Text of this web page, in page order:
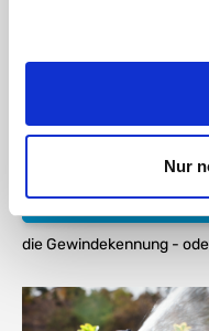
Nur
Hunter I-20 - alle Daten,
die Gewindekennung -